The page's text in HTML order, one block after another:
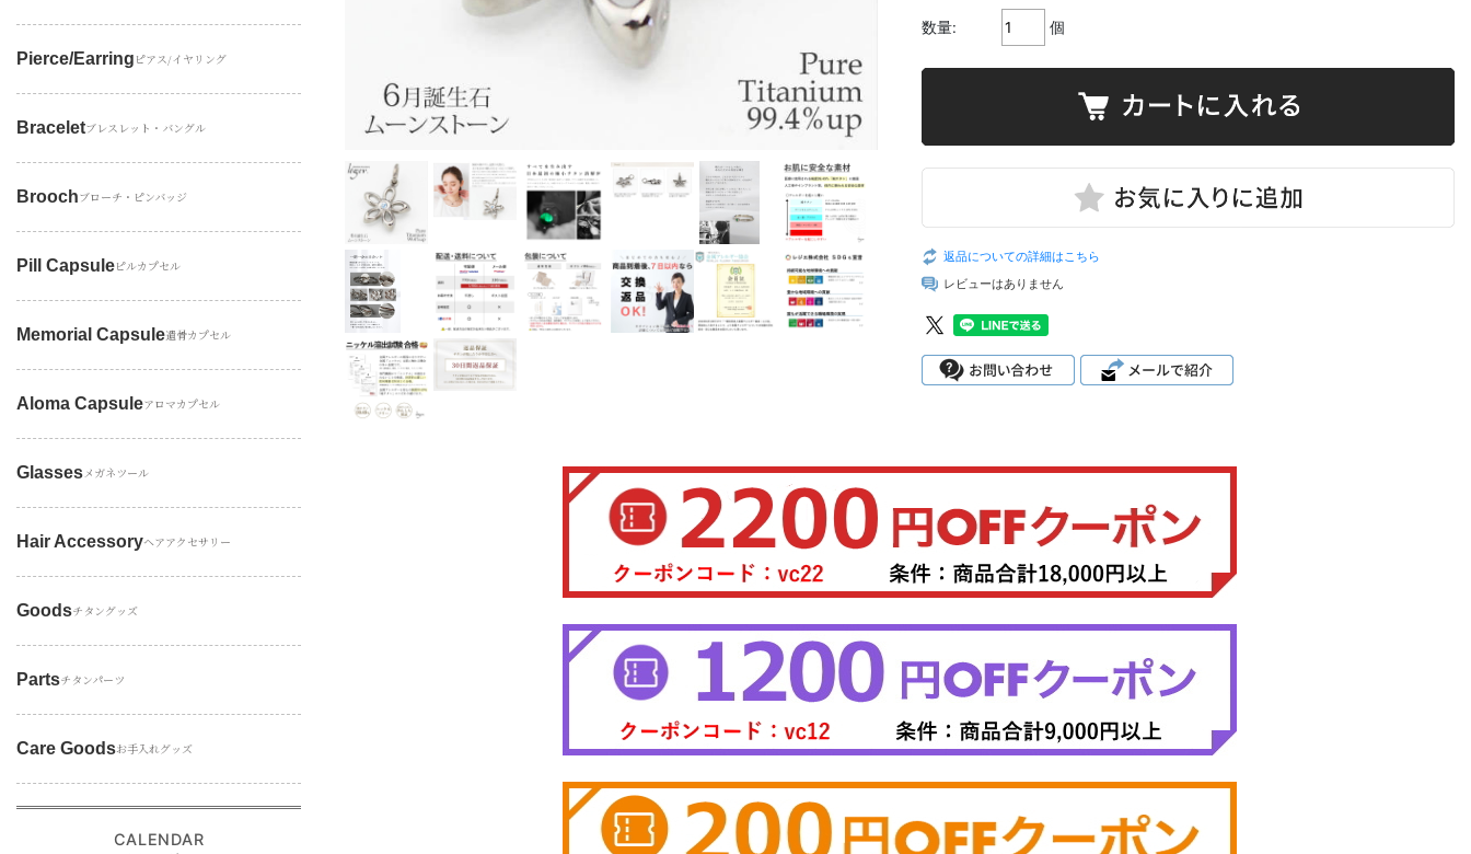
数量: 個
返品についての詳細はこちら
レビューはありません
Pierce/earring ピアス/イヤリング
Braceletブレスレット・バングル
Broochブローチ・ピンバッジ
Pill Capsuleピルカプセル
Memorial Capsule遺骨カプセル
Aloma Capsuleアロマカプセル
Glassesメガネツール
Hair Accessoryヘアアクセサリー
Goodsチタングッズ
Partsチタンパーツ
Care Goodsお手入れグッズ